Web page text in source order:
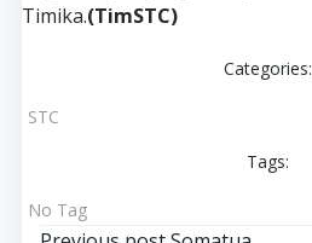
Timika.(TimSTC)
Categories:
STC
Tags:
No Tag